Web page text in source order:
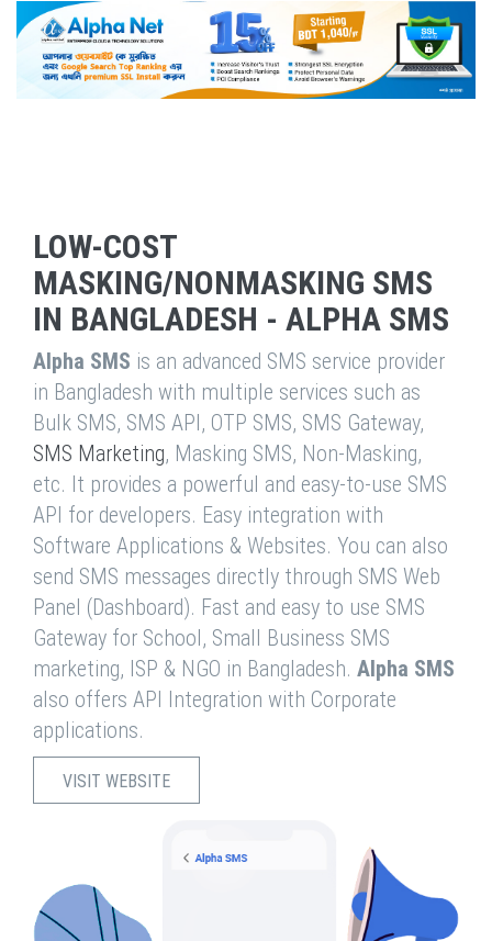
LOW-COST
MASKING/NONMASKING SMS
IN BANGLADESH - ALPHA SMS
Alpha SMS is an advanced SMS service provider
in Bangladesh with multiple services such as
Bulk SMS, SMS API, OTP SMS, SMS Gateway,
SMS Marketing, Masking SMS, Non-Masking,
etc. It provides a powerful and easy-to-use SMS
API for developers. Easy integration with
Software Applications & Websites. You can also
send SMS messages directly through SMS Web
Panel (Dashboard). Fast and easy to use SMS
Gateway for School, Small Business SMS
marketing, ISP & NGO in Bangladesh. Alpha SMS
also offers API Integration with Corporate
applications.
VISIT WEBSITE